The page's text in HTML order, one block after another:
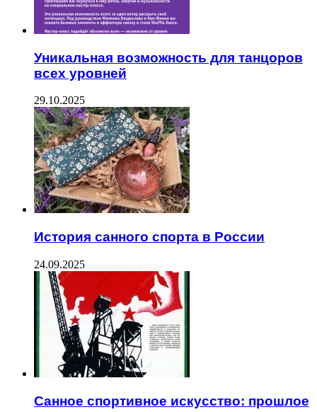
Уникальная возможность для танцоров
всех уровней
29.10.2025
История санного спорта в России
24.09.2025
Санное спортивное искусство: прошлое